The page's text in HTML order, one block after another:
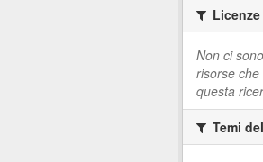
Non ci
risorse
questa
Temi